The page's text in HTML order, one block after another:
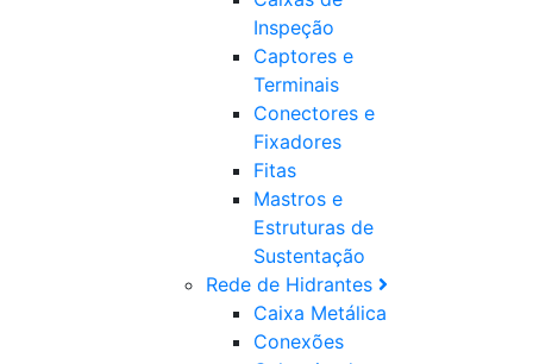
Inspeção
Captores e
Terminais
Conectores e
Fixadores
Fitas
Mastros e
Estruturas de
Sustentação
Rede de Hidrantes
Caixa Metálica
Conexões